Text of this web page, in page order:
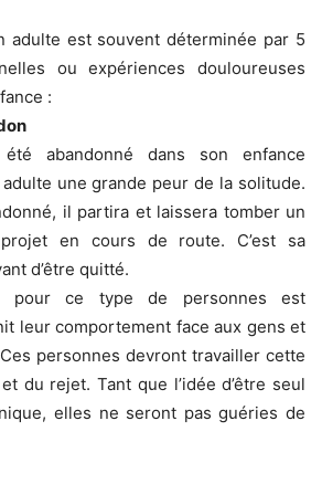
adulte est souvent déterminée par 5
ou expériences douloureuses
:
abandonné dans son enfance
adulte une grande peur de la solitude.
il partira et laissera tomber un
en cours de route. C’est sa
d’être quitté.
ce type de personnes est
leur comportement face aux gens et
personnes devront travailler cette
du rejet. Tant que l’idée d’être seul
elles ne seront pas guéries de